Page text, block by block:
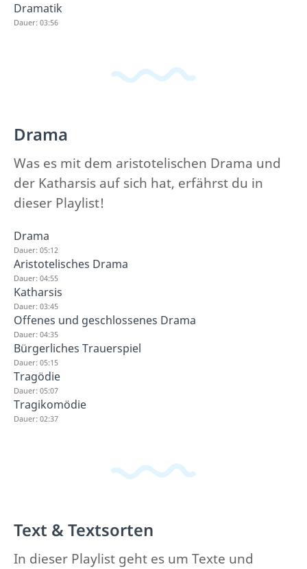
Dramatik
Dauer: 03:56
Drama
Was es mit dem aristotelischen Drama und
der Katharsis auf sich hat, erfährst du in
dieser Playlist!
Drama
Dauer: 05:12
Aristotelisches Drama
Dauer: 04:55
Katharsis
Dauer: 03:45
Offenes und geschlossenes Drama
Dauer: 04:35
Bürgerliches Trauerspiel
Dauer: 05:15
Tragödie
Dauer: 05:07
Tragikomödie
Dauer: 02:37
Text & Textsorten
In dieser Playlist geht es um Texte und